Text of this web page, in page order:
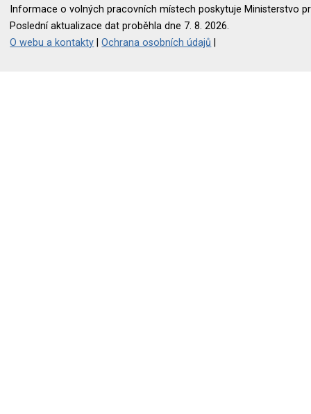
Informace o volných pracovních místech poskytuje Ministerstvo
Poslední aktualizace dat proběhla dne 7. 8. 2026.
O webu a kontakty |Ochrana osobních údajů